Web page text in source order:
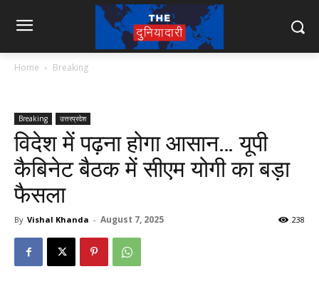
Home Breaking
Breaking उत्तरप्रदेश
विदेश में पढ़ना होगा आसान… यूपी
कैबिनेट बैठक में सीएम योगी का बड़ा
फैसला
By Vishal Khanda - August 7, 2025 238